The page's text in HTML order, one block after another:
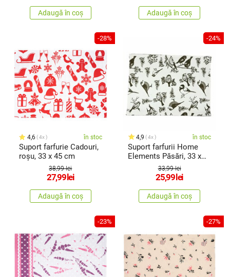
Adaugă în coș Adaugă în coș
-28%
4,6 4x în stoc
Suport farfurie Cadouri,
roșu, 33 x 45 cm
38,99 lei
27,99 lei
Adaugă în coș
-24%
4,9 4x în stoc
Suport farfurii Home
Elements Păsări, 33 x
33,99 lei
25,99 lei
Adaugă în coș
-23% -27%